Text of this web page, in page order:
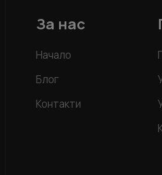
За нас
Начало
Блог
Контакти